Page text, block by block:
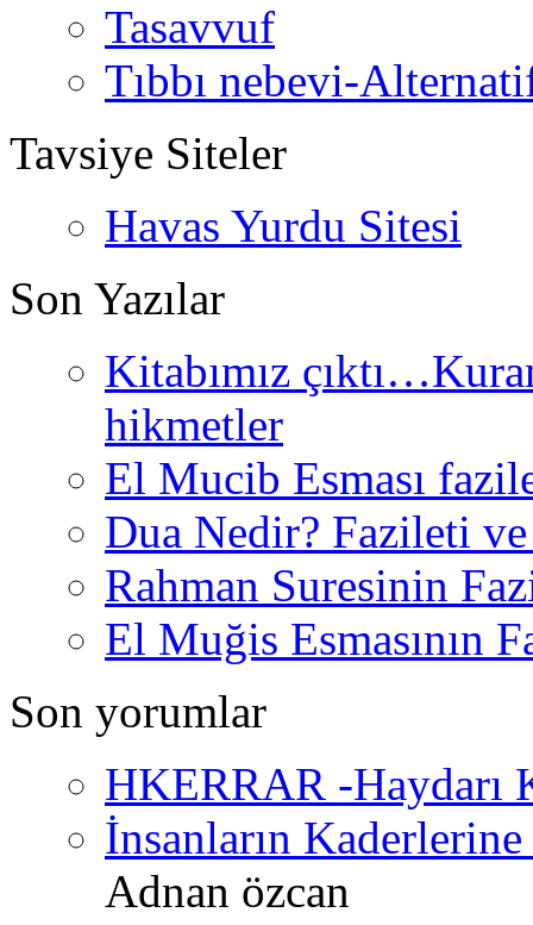
Tasavvuf
Tıbbı nebevi-
Tavsiye Siteler
Havas Yurdu Sitesi
Son Yazılar
Kitabımız
hikmetler
El Mucib Esması
Dua Nedir? Fazileti
Rahman Suresinin
El Muğis Esmasının
Son yorumlar
HKERRAR -Haydarı
İnsanların
Adnan özcan